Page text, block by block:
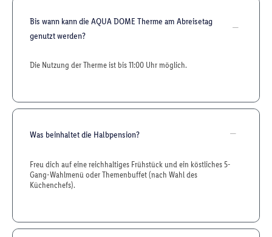
Bis wann kann die AQUA DOME Therme am Abreisetag
genutzt werden?
Die Nutzung der Therme ist bis 11:00 Uhr möglich.
Was beinhaltet die Halbpension?
Freu dich auf eine reichhaltiges Frühstück und ein köstliches 5-
Gang-Wahlmenü oder Themenbuffet (nach Wahl des
Küchenchefs).